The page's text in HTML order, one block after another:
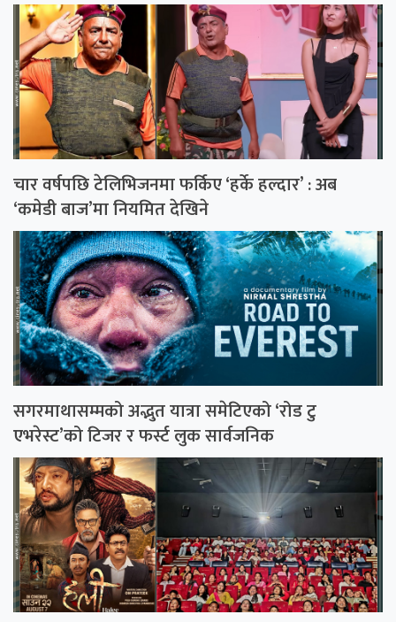
चार वर्षपछि टेलिभिजनमा फर्किए ‘हर्के हल्दार’ : अब
‘कमेडी बाज’मा नियमित देखिने
सगरमाथासम्मको अद्भुत यात्रा समेटिएको ‘रोड टु
एभरेस्ट’को टिजर र फर्स्ट लुक सार्वजनिक